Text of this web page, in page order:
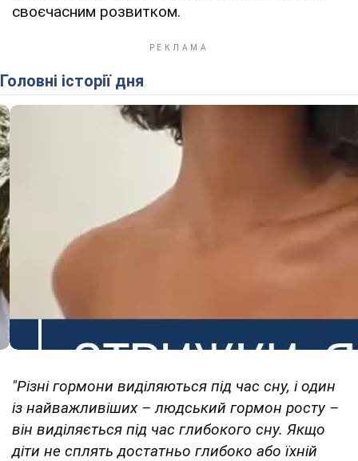
своєчасним розвитком.
Головні історії дня
"Різні гормони виділяються під час сну, і один
із найважливіших – людський гормон росту –
він виділяється під час глибокого сну. Якщо
діти не сплять достатньо глибоко або їхній